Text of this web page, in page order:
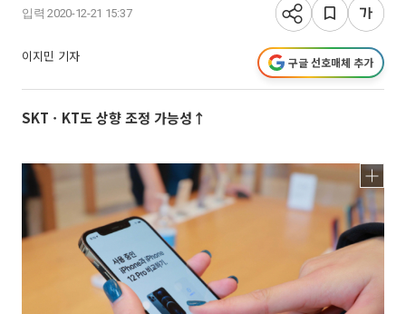
입력 2020-12-21 15:37
이지민 기자 구글 선호매체 추가
SKTㆍKT도 상향 조정 가능성↑